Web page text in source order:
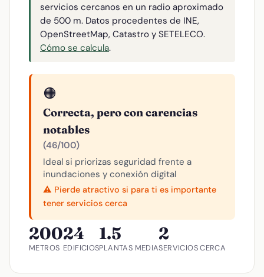
servicios cercanos en un radio aproximado
de 500 m. Datos procedentes de INE,
OpenStreetMap, Catastro y SETELECO.
Cómo se calcula.
🟠
Correcta, pero con carencias
notables
(46/100)
Ideal si priorizas seguridad frente a
inundaciones y conexión digital
⚠️ Pierde atractivo si para ti es importante
tener servicios cerca
200
METROS
24
EDIFICIOS
1.5
PLANTAS MEDIA
2
SERVICIOS CERCA